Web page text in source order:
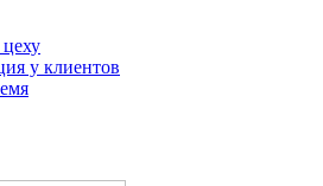
у клиентов